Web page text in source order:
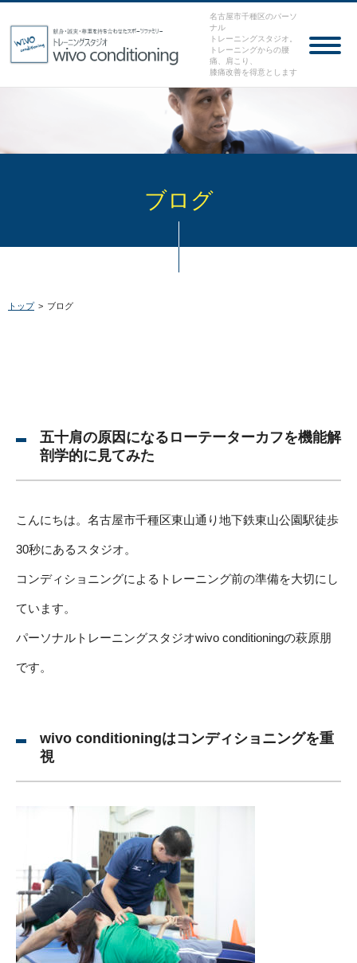
名古屋市千種区のパーソ
ナル
トレーニングスタジオ。
トレーニングからの腰
痛、肩こり、
膝痛改善を得意とします
ブログ
トップ > ブログ
五十肩の原因になるローテーターカフを機能解
剖学的に見てみた
こんにちは。名古屋市千種区東山通り地下鉄東山公園駅徒歩
30秒にあるスタジオ。
コンディショニングによるトレーニング前の準備を大切にし
ています。
パーソナルトレーニングスタジオwivo conditioningの萩原朋
です。
wivo conditioningはコンディショニングを重
視